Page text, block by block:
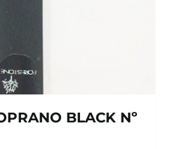
BLACK Nº